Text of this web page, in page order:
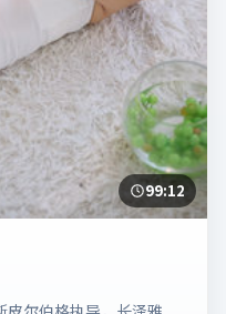
99:12